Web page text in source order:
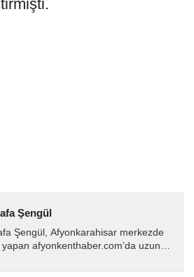
Şengül
Şengül, Afyonkarahisar merkezde
yapan afyonkenthaber.com’da uzun
haber akışı...